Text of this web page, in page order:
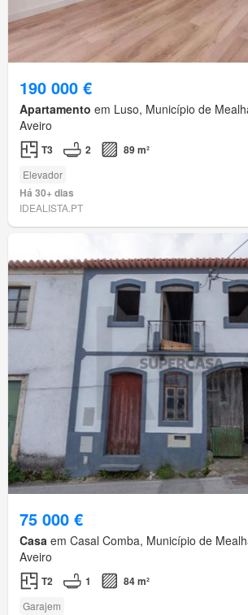
190 000 €
Apartamento em Luso, Município de
Aveiro
T3 2 89 m²
Elevador
Há 30+ dias
IDEALISTA.PT
75 000 €
Casa em Casal Comba, Município de
Aveiro
T2 1 84 m²
Garajem